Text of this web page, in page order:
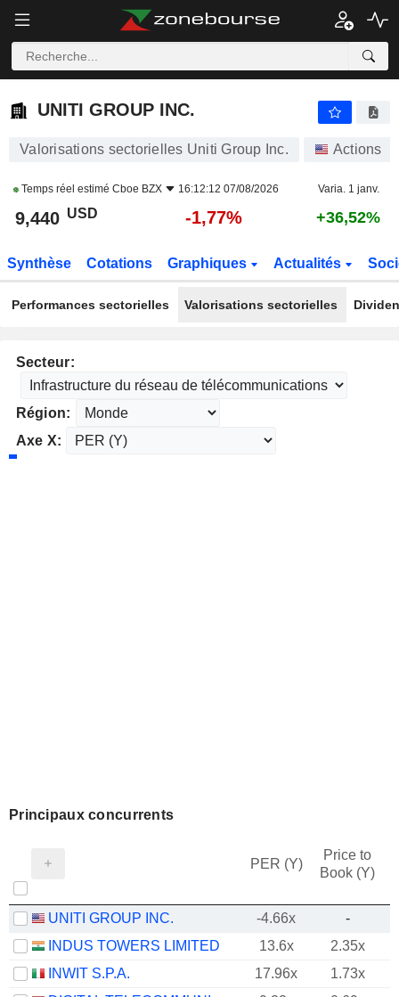
UNITI GROUP INC.
UNITI GROUP INC.
Valorisations sectorielles Uniti Group Inc. Actions
Temps réel estimé Cboe BZX 16:12:12 07/08/2026 Varia. 1 janv.
9,440 USD -1,77% +36,52%
Synthèse Cotations Graphiques Actualités
Performances sectorielles Valorisations sectorielles
Secteur:
Région:
Axe X:
Principaux concurrents
PER (Y)
Price to
Book (Y)
UNITI GROUP INC. -4.66x
-
INDUS TOWERS LIMITED
13.6x
2.35x
INWIT S.P.A.
17.96x
1.73x